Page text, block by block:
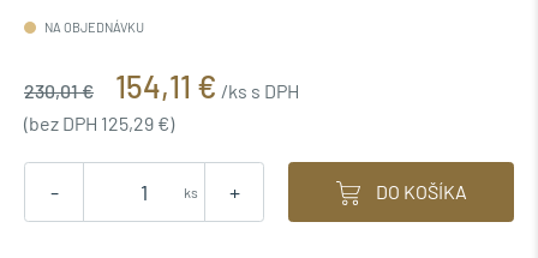
NA OBJEDNÁVKU
230,01 € 154,11 € /ks s DPH
(bez DPH 125,29 €)
- +
ks DO KOŠÍKA